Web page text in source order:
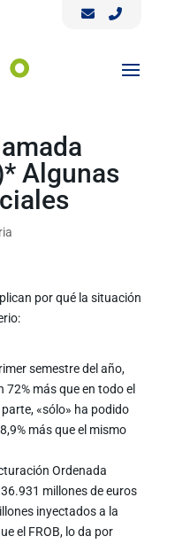
Algunas
por qué la situación
semestre del año,
más que en todo el
«sólo» ha podido
más que el mismo
Ordenada
millones de euros
inyectados a la
el FROB, lo da por